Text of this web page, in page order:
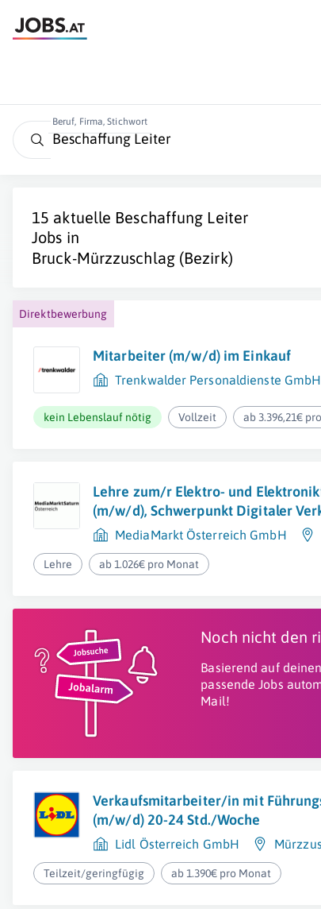
Beruf, Firma, Stichwort
15 aktuelle Beschaffung Leiter
Jobs in
Bruck-Mürzzuschlag (Bezirk)
Direktbewerbung
Mitarbeiter (m/w/d) im Einkauf
Trenkwalder Personaldienste GmbH
kein Lebenslauf nötig Vollzeit ab 3.396,21€
Lehre zum/r Elektro- und
(m/w/d), Schwerpunkt Digitaler
MediaMarkt Österreich GmbH
Lehre ab 1.026€ pro Monat
Noch nicht den
Basierend auf
passende Jobs
Mail!
Verkaufsmitarbeiter/in mit
(m/w/d) 20-24 Std./Woche
Lidl Österreich GmbH
Teilzeit/geringfügig ab 1.390€ pro Monat